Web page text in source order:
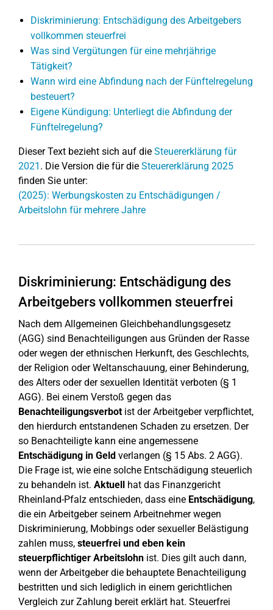
Diskriminierung: Entschädigung des Arbeitgebers
vollkommen steuerfrei
Was sind Vergütungen für eine mehrjährige
Tätigkeit?
Wann wird eine Abfindung nach der Fünftelregelung
besteuert?
Eigene Kündigung: Unterliegt die Abfindung der
Fünftelregelung?
Dieser Text bezieht sich auf die Steuererklärung für
2021 . Die Version die für die Steuererklärung 2025
finden Sie unter:
(2025): Werbungskosten zu Entschädigungen /
Arbeitslohn für mehrere Jahre
Diskriminierung: Entschädigung des
Arbeitgebers vollkommen steuerfrei
Nach dem Allgemeinen Gleichbehandlungsgesetz
(AGG) sind Benachteiligungen aus Gründen der Rasse
oder wegen der ethnischen Herkunft, des Geschlechts,
der Religion oder Weltanschauung, einer Behinderung,
des Alters oder der sexuellen Identität verboten (§ 1
AGG). Bei einem Verstoß gegen das
Benachteiligungsverbotist der Arbeitgeber verpflichtet,
den hierdurch entstandenen Schaden zu ersetzen. Der
so Benachteiligte kann eine angemessene
Entschädigung in Geld verlangen (§ 15 Abs. 2 AGG).
Die Frage ist, wie eine solche Entschädigung steuerlich
zu behandeln ist. Aktuell hat das Finanzgericht
Rheinland-Pfalz entschieden, dass eine Entschädigung,
die ein Arbeitgeber seinem Arbeitnehmer wegen
Diskriminierung, Mobbings oder sexueller Belästigung
zahlen muss, steuerfrei und eben kein
steuerpflichtiger Arbeitslohn ist. Dies gilt auch dann,
wenn der Arbeitgeber die behauptete Benachteiligung
bestritten und sich lediglich in einem gerichtlichen
Vergleich zur Zahlung bereit erklärt hat. Steuerfrei